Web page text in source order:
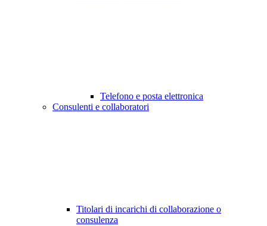
Telefono e posta elettronica
Consulenti e collaboratori
Titolari di incarichi di collaborazione o
consulenza